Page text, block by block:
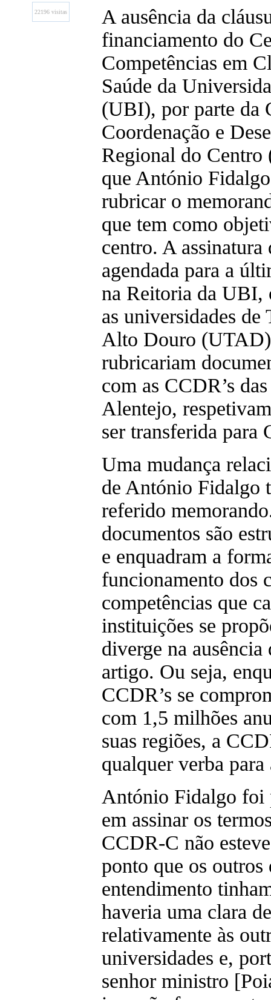
22196 visitas
A ausência da
financiamento do
Competências em
Saúde da
(UBI), por parte da
Coordenação e
Regional do
que António
rubricar o
que tem como
centro. A assinatura
agendada para a
na Reitoria da UBI,
as universidades de
Alto Douro
rubricariam
com as CCDR’s
Alentejo,
ser transferida para
Uma mudança
de António Fidalgo
referido
documentos são
e enquadram a
funcionamento dos
competências que
instituições se
diverge na
artigo. Ou seja,
CCDR’s se
com 1,5 milhões
suas regiões, a
qualquer verba
António Fidalgo foi
em assinar os
CCDR-C não
ponto que os outros
entendimento
haveria uma clara
relativamente às
universidades e,
senhor ministro